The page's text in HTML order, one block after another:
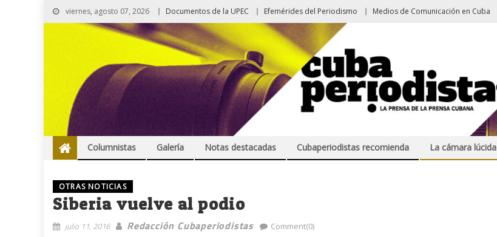
viernes, agosto 07, 2026 Documentos de la UPEC Efemérides del Periodismo Medios de Comunicación en Cuba
Columnistas Galería Notas destacadas Cubaperiodistas recomienda La cámara lúcida
OTRAS NOTICIAS
Siberia vuelve al podio
julio 11, 2016 Redacción Cubaperiodistas Comment(0)